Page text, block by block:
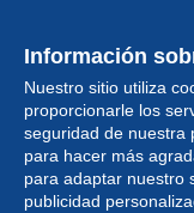
Información
Nuestro sitio utiliza
proporcionarle los
seguridad de nuestra
para hacer más
para adaptar nuestro
publicidad
Colección